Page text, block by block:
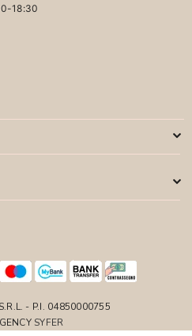
18:30
- P.I. 04850000755
SYFER